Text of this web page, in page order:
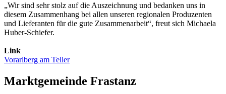
„Wir sind sehr stolz auf die Auszeichnung und bedanken uns in
diesem Zusammenhang bei allen unseren regionalen Produzenten
und Lieferanten für die gute Zusammenarbeit“, freut sich Michaela
Huber-Schiefer.
Link
Vorarlberg am Teller
Marktgemeinde Frastanz